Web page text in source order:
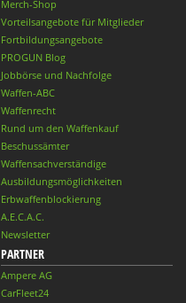
Merch-Shop
Vorteilsangebote für Mitglieder
Fortbildungsangebote
PROGUN Blog
Jobbörse und Nachfolge
Waffen-ABC
Waffenrecht
Rund um den Waffenkauf
Beschussämter
Waffensachverständige
Ausbildungsmöglichkeiten
Erbwaffenblockierung
A.E.C.A.C.
Newsletter
PARTNER
Ampere AG
CarFleet24